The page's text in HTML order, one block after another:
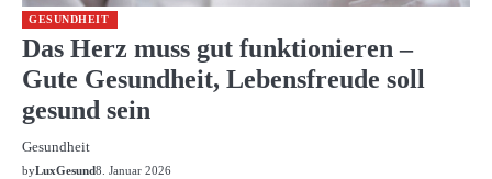
GESUNDHEIT
Das Herz muss gut funktionieren –
Gute Gesundheit, Lebensfreude soll
gesund sein
Gesundheit
byLuxGesund8. Januar 2026